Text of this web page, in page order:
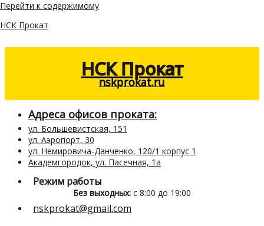
Перейти к содержимому
НСК Прокат
НСК Прокат
nskprokat.ru
Адреса офисов проката:
ул. Большевистская, 151
ул. Аэропорт, 30
ул. Немировича-Данченко, 120/1 корпус 1
Академгородок, ул. Пасечная, 1а
Режим работы
Без выходных: с 8:00 до 19:00
nskprokat@gmail.com